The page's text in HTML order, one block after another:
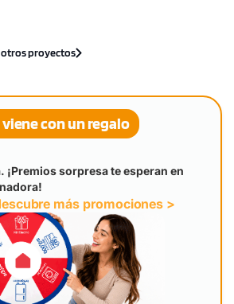
otros proyectos
¡Premios sorpresa te esperan en
más promociones >
con un regalo